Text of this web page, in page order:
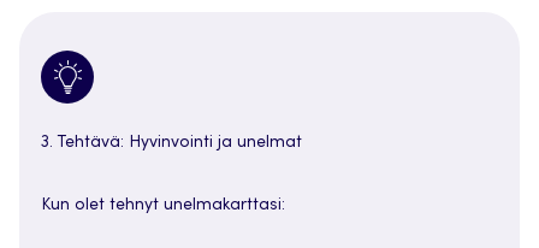
3. Tehtävä: Hyvinvointi ja unelmat
Kun olet tehnyt unelmakarttasi: